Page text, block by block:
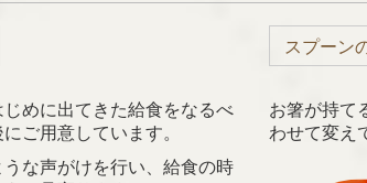
じめに出てきた給食をなるべ
ご用意しています。
な声がけを行い、 給食の時
スプーン
お箸が持て
わせて変え